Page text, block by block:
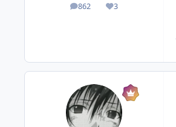
862
посты 3
Репутация